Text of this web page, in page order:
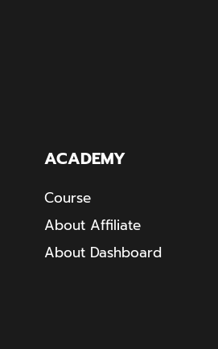
ACADEMY
Course
About Affiliate
About Dashboard